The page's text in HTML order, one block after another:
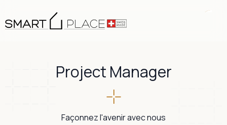
Project Manager
Façonnez l'avenir avec nous